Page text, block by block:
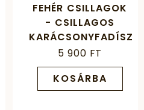
FEHÉR CSILLAGOK
- CSILLAGOS
KARÁCSONYFADÍSZ
5 900 FT
KOSÁRBA